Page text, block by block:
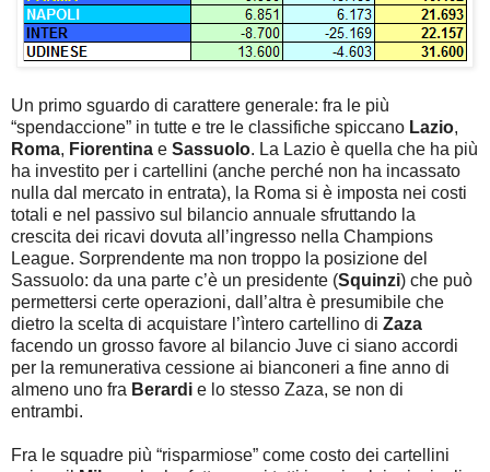
Un primo sguardo di carattere generale: fra le più
“spendaccione” in tutte e tre le classifiche spiccano Lazio,
Roma, Fiorentina e Sassuolo. La Lazio è quella che ha più
ha investito per i cartellini (anche perché non ha incassato
nulla dal mercato in entrata), la Roma si è imposta nei costi
totali e nel passivo sul bilancio annuale sfruttando la
crescita dei ricavi dovuta all’ingresso nella Champions
League. Sorprendente ma non troppo la posizione del
Sassuolo: da una parte c’è un presidente (Squinzi) che può
permettersi certe operazioni, dall’altra è presumibile che
dietro la scelta di acquistare l’ìntero cartellino di Zaza
facendo un grosso favore al bilancio Juve ci siano accordi
per la remunerativa cessione ai bianconeri a fine anno di
almeno uno fra Berardi e lo stesso Zaza, se non di
entrambi.
Fra le squadre più “risparmiose” come costo dei cartellini